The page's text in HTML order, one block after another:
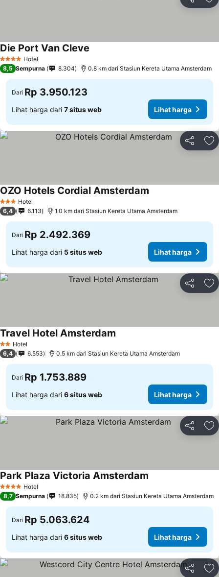
Bagikan
4 BintangHotel
Die Port Van Cleve
8,5 Sempurna 8.304 0.8 km dari Stasiun Kereta Utama Amsterdam
Dari Rp 3.950.123
Lihat harga dari 7 situs web Lihat harga
Bagikan
3 BintangHotel
OZO Hotels Cordial Amsterdam
6,4 6.113 1.0 km dari Stasiun Kereta Utama Amsterdam
Dari Rp 2.492.369
Lihat harga dari 5 situs web Lihat harga
Bagikan
2 Bintang
Hotel
Travel Hotel Amsterdam
6,4 6.553 0.5 km dari Stasiun Kereta Utama Amsterdam
Dari Rp 1.753.889
Lihat harga dari 6 situs web Lihat harga
Bagikan
4 BintangHotel
Park Plaza Victoria Amsterdam
8,7 Sempurna 18.835 0.2 km dari Stasiun Kereta Utama Amsterdam
Dari Rp 5.063.624
Lihat harga dari 6 situs web Lihat harga
Bagikan